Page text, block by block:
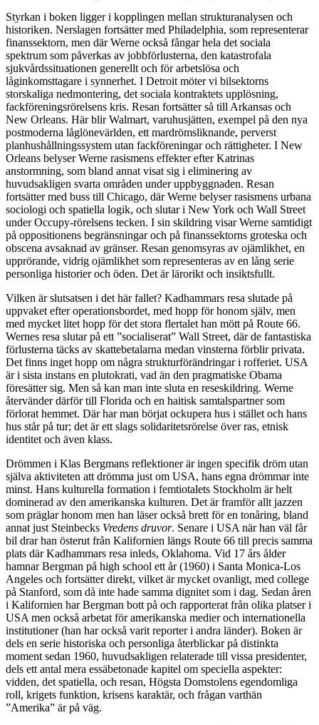
Styrkan i boken ligger i kopplingen mellan strukturanalysen och
historiken. Nerslagen fortsätter med Philadelphia, som representerar
finanssektorn, men där Werne också fångar hela det sociala
spektrum som påverkas av jobbförlusterna, den katastrofala
sjukvårdssituationen generellt och för arbetslösa och
låginkomsttagare i synnerhet. I Detroit möter vi bilsektorns
storskaliga nedmontering, det sociala kontraktets upplösning,
fackföreningsrörelsens kris. Resan fortsätter så till Arkansas och
New Orleans. Här blir Walmart, varuhusjätten, exempel på den nya
postmoderna låglönevärlden, ett mardrömsliknande, perverst
planhushållningssystem utan fackföreningar och rättigheter. I New
Orleans belyser Werne rasismens effekter efter Katrinas
anstormning, som bland annat visat sig i eliminering av
huvudsakligen svarta områden under uppbyggnaden. Resan
fortsätter med buss till Chicago, där Werne belyser rasismens urbana
sociologi och spatiella logik, och slutar i New York och Wall Street
under Occupy-rörelsens tecken. I sin skildring visar Werne samtidigt
på oppositionens begränsningar och på finanssektorns groteska och
obscena avsaknad av gränser. Resan genomsyras av ojämlikhet, en
upprörande, vidrig ojämlikhet som representeras av en lång serie
personliga historier och öden. Det är lärorikt och insiktsfullt.
Vilken är slutsatsen i det här fallet? Kadhammars resa slutade på
uppvaket efter operationsbordet, med hopp för honom själv, men
med mycket litet hopp för det stora flertalet han mött på Route 66.
Wernes resa slutar på ett ”socialiserat” Wall Street, där de fantastiska
förlusterna täcks av skattebetalarna medan vinsterna förblir privata.
Det finns inget hopp om några strukturförändringar i rofferiet. USA
är i sista instans en plutokrati, vad än den pragmatiske Obama
föresätter sig. Men så kan man inte sluta en reseskildring. Werne
återvänder därför till Florida och en haitisk samtalspartner som
förlorat hemmet. Där har man börjat ockupera hus i stället och hans
hus står på tur; det är ett slags solidaritetsrörelse över ras, etnisk
identitet och även klass.
Drömmen i Klas Bergmans reflektioner är ingen specifik dröm utan
själva aktiviteten att drömma just om USA, hans egna drömmar inte
minst. Hans kulturella formation i femtiotalets Stockholm är helt
dominerad av den amerikanska kulturen. Det är framför allt jazzen
som präglar honom men han läser också brett för en tonåring, bland
annat just Steinbecks Vredens druvor. Senare i USA när han väl får
bil drar han österut från Kalifornien längs Route 66 till precis samma
plats där Kadhammars resa inleds, Oklahoma. Vid 17 års ålder
hamnar Bergman på high school ett år (1960) i Santa Monica-Los
Angeles och fortsätter direkt, vilket är mycket ovanligt, med college
på Stanford, som då inte hade samma dignitet som i dag. Sedan åren
i Kalifornien har Bergman bott på och rapporterat från olika platser i
USA men också arbetat för amerikanska medier och internationella
institutioner (han har också varit reporter i andra länder). Boken är
dels en serie historiska och personliga återblickar på distinkta
moment sedan 1960, huvudsakligen relaterade till vissa presidenter,
dels ett antal mera essäbetonade kapitel om speciella aspekter:
vidden, det spatiella, och resan, Högsta Domstolens egendomliga
roll, krigets funktion, krisens karaktär, och frågan varthän
”Amerika” är på väg.